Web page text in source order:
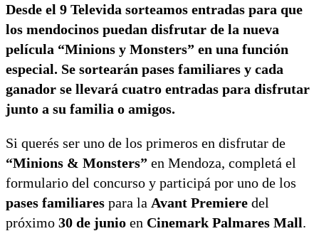
la Maratón Otoño
por la vida
Desde el 9 Televida sorteamos entradas para que
los mendocinos puedan disfrutar de la nueva
película “Minions y Monsters” en una función
especial. Se sortearán pases familiares y cada
ganador se llevará cuatro entradas para disfrutar
junto a su familia o amigos.
Si querés ser uno de los primeros en disfrutar de
“Minions & Monsters” en Mendoza, completá el
formulario del concurso y participá por uno de los
pases familiares para la Avant Premiere del
próximo 30 de junio en Cinemark Palmares Mall.